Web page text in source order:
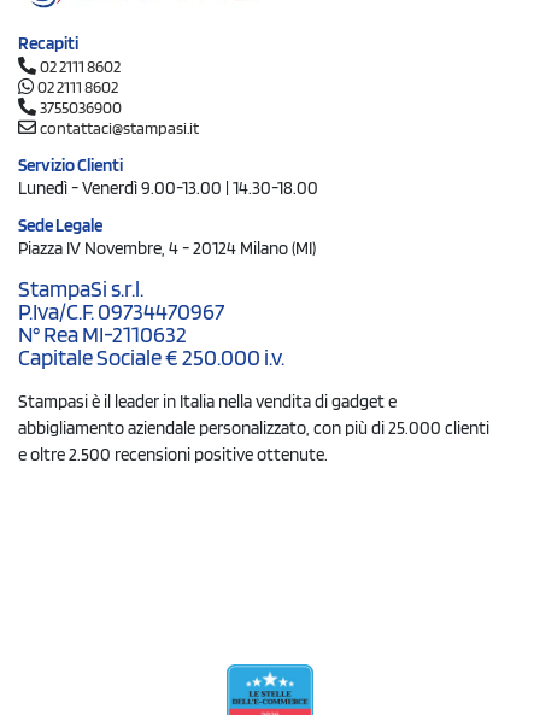
Recapiti
02 2111 8602
02 2111 8602
3755036900
contattaci@stampasi.it
Servizio Clienti
Lunedì - Venerdì 9.00-13.00 | 14.30-18.00
Sede Legale
Piazza IV Novembre, 4 - 20124 Milano (MI)
StampaSi s.r.l.
P.Iva/C.F. 09734470967
N° Rea MI-2110632
Capitale Sociale € 250.000 i.v.
Stampasi è il leader in Italia nella vendita di gadget e
abbigliamento aziendale personalizzato, con più di 25.000 clienti
e oltre 2.500 recensioni positive ottenute.